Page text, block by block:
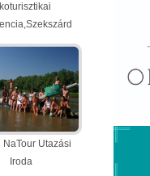
(13 kép)
NaTour Utazási
Iroda